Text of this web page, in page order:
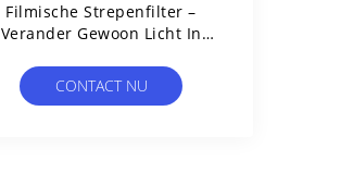
Filmische Strepenfilter –
Verander Gewoon Licht In
CONTACT NU